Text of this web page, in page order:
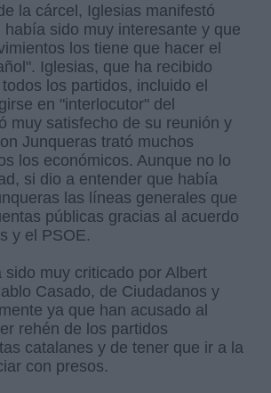
la cárcel, Iglesias manifestó
había sido muy interesante y que
los tiene que hacer el
Iglesias, que ha recibido
los partidos, incluido el
en "interlocutor" del
muy satisfecho de su reunión y
Junqueras trató muchos
los económicos. Aunque no lo
si dio a entender que había
las líneas generales que
públicas gracias al acuerdo
y el PSOE.
sido muy criticado por Albert
Casado, de Ciudadanos y
ya que han acusado al
rehén de los partidos
catalanes y de tener que ir a la
con presos.